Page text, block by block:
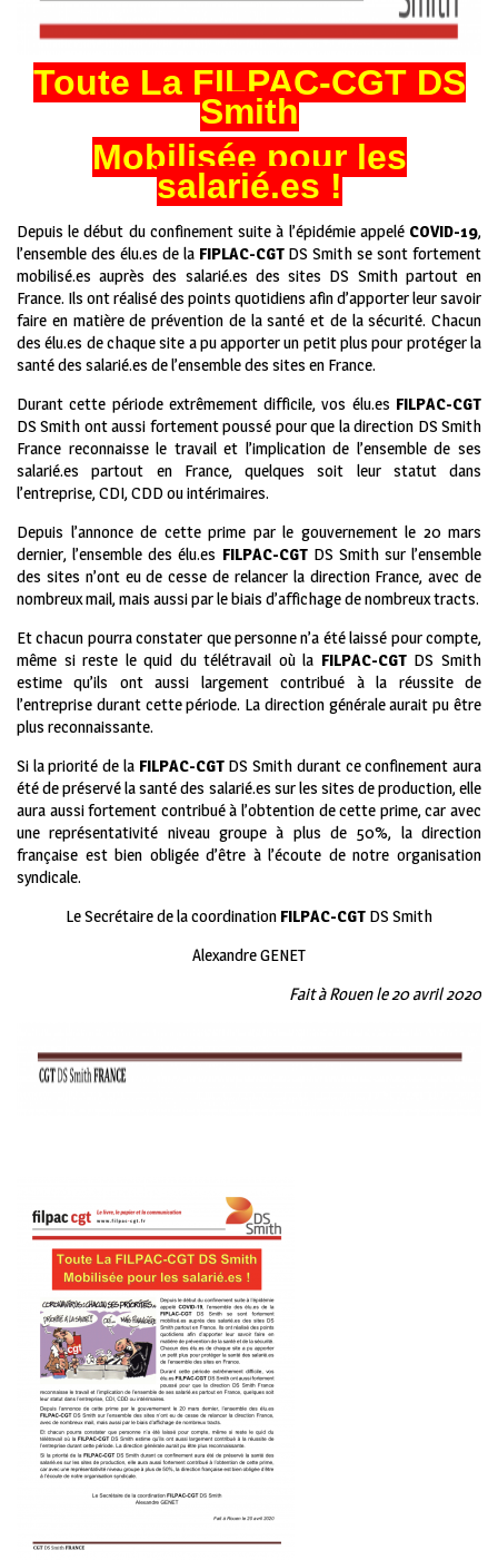
Toute La FILPAC-CGT DS
Smith
Mobilisée pour les
salarié.es !
Depuis le début du confinement suite à l’épidémie appelé COVID-19,
l’ensemble des élu.es de la FIPLAC-CGTDS Smith se sont fortement
mobilisé.es auprès des salarié.es des sites DS Smith partout en
France. Ils ont réalisé des points quotidiens afin d’apporter leur savoir
faire en matière de prévention de la santé et de la sécurité. Chacun
des élu.es de chaque site a pu apporter un petit plus pour protéger la
santé des salarié.es de l’ensemble des sites en France.
Durant cette période extrêmement difficile, vos élu.es FILPAC-CGT
DS Smith ont aussi fortement poussé pour que la direction DS Smith
France reconnaisse le travail et l’implication de l’ensemble de ses
salarié.es partout en France, quelques soit leur statut dans
l’entreprise, CDI, CDD ou intérimaires.
Depuis l’annonce de cette prime par le gouvernement le 20 mars
dernier, l’ensemble des élu.es FILPAC-CGTDS Smith sur l’ensemble
des sites n’ont eu de cesse de relancer la direction France, avec de
nombreux mail, mais aussi par le biais d’affichage de nombreux tracts.
Et chacun pourra constater que personne n’a été laissé pour compte,
même si reste le quid du télétravail où la FILPAC-CGTDS Smith
estime qu’ils ont aussi largement contribué à la réussite de
l’entreprise durant cette période. La direction générale aurait pu être
plus reconnaissante.
Si la priorité de la FILPAC-CGTDS Smith durant ce confinement aura
été de préservé la santé des salarié.es sur les sites de production, elle
aura aussi fortement contribué à l’obtention de cette prime, car avec
une représentativité niveau groupe à plus de 50%, la direction
française est bien obligée d’être à l’écoute de notre organisation
syndicale.
Le Secrétaire de la coordination FILPAC-CGT DS Smith
Alexandre GENET
Fait à Rouen le 20 avril 2020